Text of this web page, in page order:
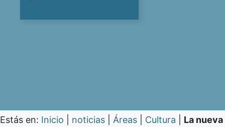
Estás en: Inicio noticias Áreas Cultura
La nueva